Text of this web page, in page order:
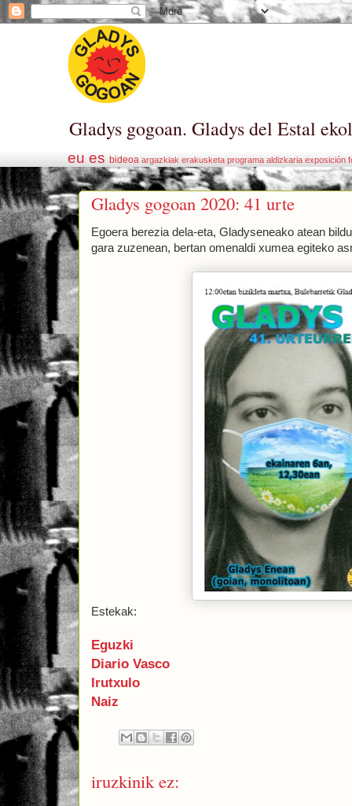
Gladys gogoan. Gladys del Estal
eu es bideoa argazkiak erakusketa programa aldizkaria exposición
Gladys gogoan 2020: 41 urte
Egoera berezia dela-eta, Gladyseneako atean
gara zuzenean, bertan omenaldi xumea egiteko
Estekak:
Eguzki
Diario Vasco
Irutxulo
Naiz
iruzkinik ez: